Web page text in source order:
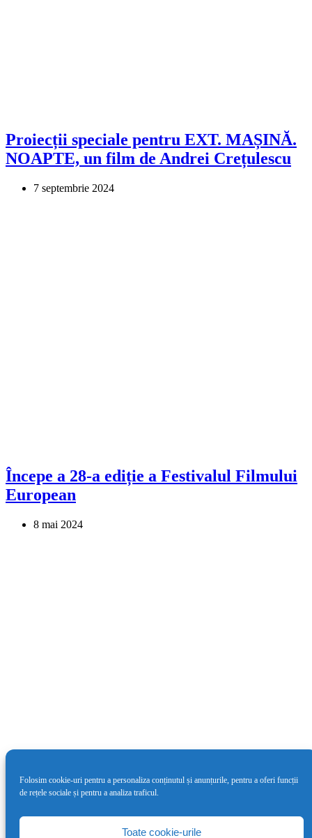
Proiecții speciale pentru EXT. MAȘINĂ.
NOAPTE, un film de Andrei Crețulescu
7 septembrie 2024
Începe a 28-a ediție a Festivalul Filmului
European
8 mai 2024
Cea de-a doua ediție LYNX Festival va
avea loc între 4 – 9 iunie
Folosim cookie-uri pentru a personaliza conținutul și anunțurile, pentru a oferi funcții
de rețele sociale și pentru a analiza traficul.
Toate cookie-urile